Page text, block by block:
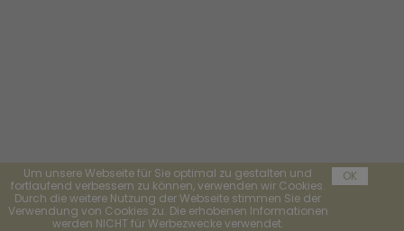
Um unsere Webseite für Sie optimal zu gestalten und
fortlaufend verbessern zu können, verwenden wir Cookies.
Durch die weitere Nutzung der Webseite stimmen Sie der
Verwendung von Cookies zu. Die erhobenen Informationen
werden NICHT für Werbezwecke verwendet.
OK